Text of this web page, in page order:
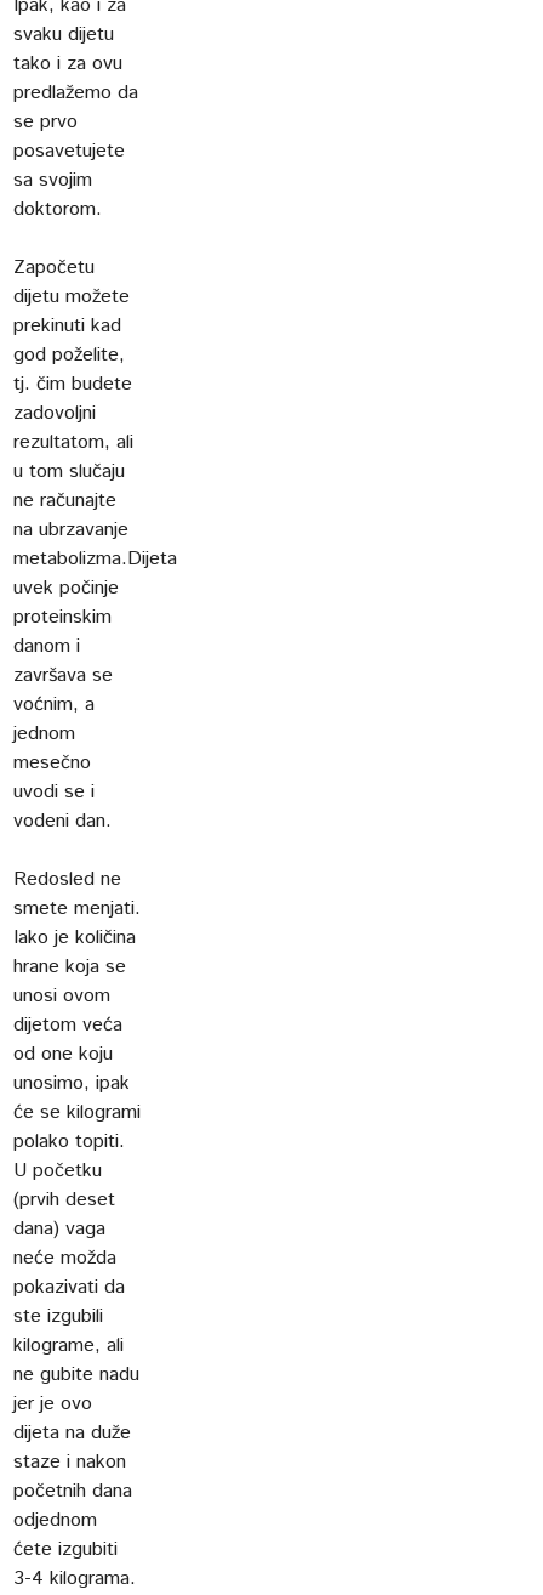
Ipak, kao i za
svaku dijetu
tako i za ovu
predlažemo da
se prvo
posavetujete
sa svojim
doktorom.
Započetu
dijetu možete
prekinuti kad
god poželite,
tj. čim budete
zadovoljni
rezultatom, ali
u tom slučaju
ne računajte
na ubrzavanje
metabolizma.Dijeta
uvek počinje
proteinskim
danom i
završava se
voćnim, a
jednom
mesečno
uvodi se i
vodeni dan.
Redosled ne
smete menjati.
Iako je količina
hrane koja se
unosi ovom
dijetom veća
od one koju
unosimo, ipak
će se kilogrami
polako topiti.
U početku
(prvih deset
dana) vaga
neće možda
pokazivati da
ste izgubili
kilograme, ali
ne gubite nadu
jer je ovo
dijeta na duže
staze i nakon
početnih dana
odjednom
ćete izgubiti
3-4 kilograma.